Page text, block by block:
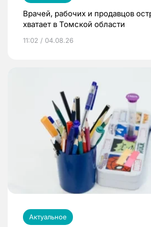
Врачей, рабочих и продавцов
хватает в Томской области
11:02 / 04.08.26
Актуальное